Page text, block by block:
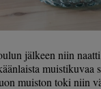
jälkeen niin
muistikuvaa
muiston toki niin